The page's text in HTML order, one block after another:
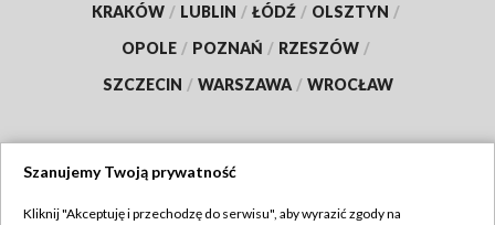
KRAKÓW / LUBLIN / ŁÓDŹ / OLSZTYN /
OPOLE / POZNAŃ / RZESZÓW /
SZCZECIN / WARSZAWA / WROCŁAW
Szanujemy Twoją prywatność
Kliknij "Akceptuję i przechodzę do serwisu", aby wyrazić zgody na